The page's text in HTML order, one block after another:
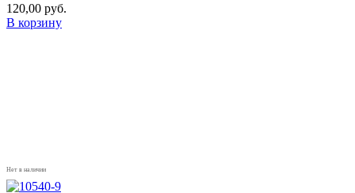
120,00 руб.
В корзину
Нет в наличии